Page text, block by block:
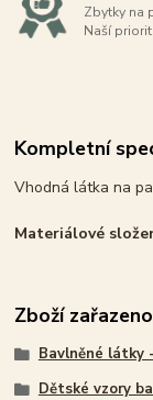
Zbytky na
Naší
Kompletní
Vhodná látka na
Materiálové
Zboží
Bavlněné látky
Dětské vzory